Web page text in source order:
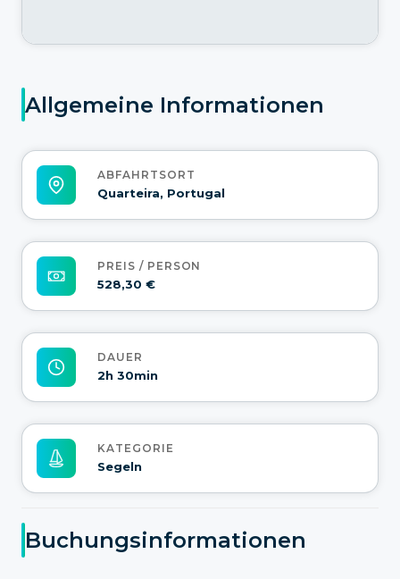
Allgemeine Informationen
ABFAHRTSORT
Quarteira, Portugal
PREIS / PERSON
528,30 €
DAUER
2h 30min
KATEGORIE
Segeln
Buchungsinformationen